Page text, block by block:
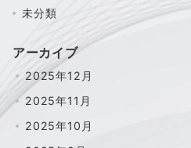
未分類
アーカイブ
2025年12月
2025年11月
2025年10月